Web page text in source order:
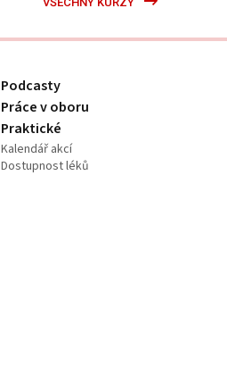
Podcasty
Práce v oboru
Praktické
Kalendář akcí
Dostupnost léků